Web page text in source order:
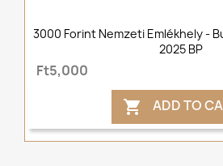
3000 Forint Nemzeti Emlékhely -
2025 BP
Ft5,000
 ADD TO